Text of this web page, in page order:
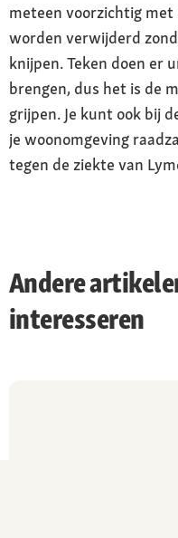
meteen voorzichtig
worden verwijderd
knijpen. Teken doen er
brengen, dus het is de
grijpen. Je kunt ook bij
je woonomgeving
tegen de ziekte van
Andere
interesseren